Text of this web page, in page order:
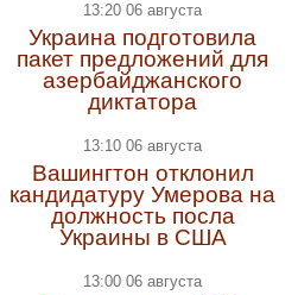
13:20 06 августа
Украина подготовила
пакет предложений для
азербайджанского
диктатора
13:10 06 августа
Вашингтон отклонил
кандидатуру Умерова на
должность посла
Украины в США
13:00 06 августа